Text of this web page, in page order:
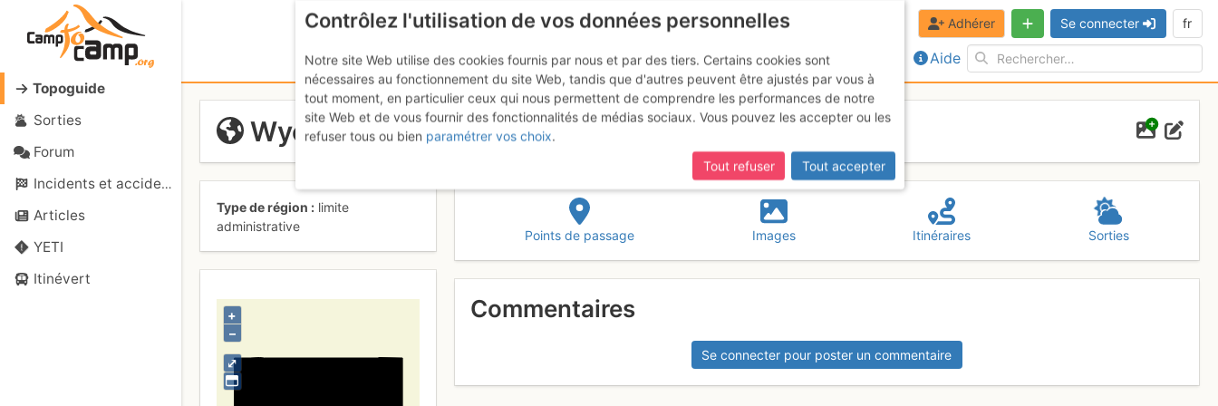
Topoguide
Sorties
Forum
Incidents et accidents
Articles
YETI
Itinévert
Aide
Adhérer Se connecter fr
Wyoming
Type de région
limite
administrative
⤢
+
–
Points de passage Images Itinéraires Sorties
Commentaires
Se connecter pour poster un commentaire
Contrôlez l'utilisation de vos données personnelles
Notre site Web utilise des cookies fournis par nous et par des tiers. Certains cookies sont
nécessaires au fonctionnement du site Web, tandis que d'autres peuvent être ajustés par vous à
tout moment, en particulier ceux qui nous permettent de comprendre les performances de notre
site Web et de vous fournir des fonctionnalités de médias sociaux. Vous pouvez les accepter ou les
refuser tous ou bien paramétrer vos choix.
Tout refuser
Tout accepter